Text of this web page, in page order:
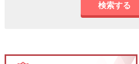
検索する